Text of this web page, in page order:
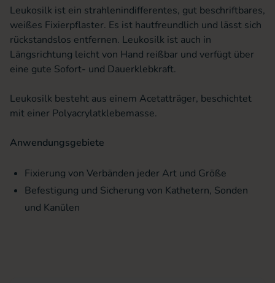
Leukosilk ist ein strahlenindifferentes, gut beschriftbares,
weißes Fixierpflaster. Es ist hautfreundlich und lässt sich
rückstandslos entfernen. Leukosilk ist auch in
Längsrichtung leicht von Hand reißbar und verfügt über
eine gute Sofort- und Dauerklebkraft.
Leukosilk besteht aus einem Acetatträger, beschichtet
mit einer Polyacrylatklebemasse.
Anwendungsgebiete
Fixierung von Verbänden jeder Art und Größe
Befestigung und Sicherung von Kathetern, Sonden
und Kanülen